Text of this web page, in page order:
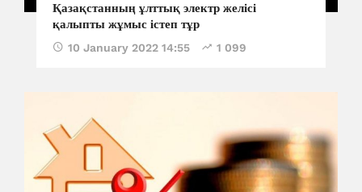
Қазақстанның ұлттық электр желісі
қалыпты жұмыс істеп тұр
10 January 2022 14:55 1 099